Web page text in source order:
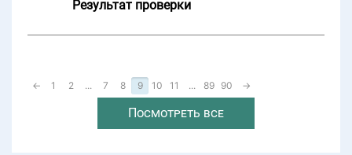
Результат проверки
← 1 2 ... 7 8 9 10 11 ... 89 90 →
Посмотреть все